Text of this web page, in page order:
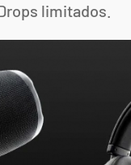
limitados.